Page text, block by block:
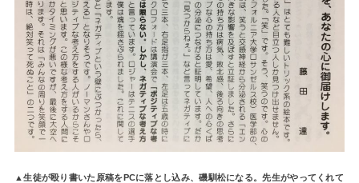
▲生徒が殴り書いた原稿をPCに落とし込み、磯馴松になる。先生がやってくれて